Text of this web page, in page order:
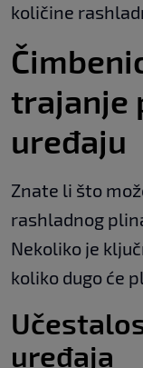
količine
trajanje
uređaju
Znate li što
rashladnog
Nekoliko je
koliko dugo će
uređaja